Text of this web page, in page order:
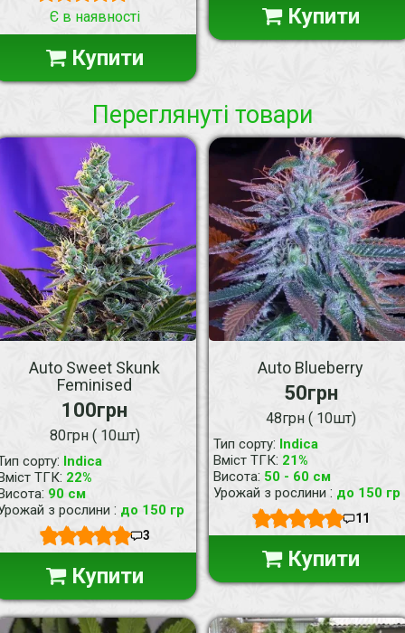
Є в наявності
Купити
Купити
Переглянуті товари
Auto Sweet Skunk
Feminised
100грн
80грн ( 10шт)
сорту: Indica
ТГК: 22%
: 90 см
з рослини : до 150 гр
3
Купити
Auto Blueberry
50грн
48грн ( 10шт)
Тип сорту: Indica
Вміст ТГК: 21%
Висота: 50 - 60 см
Урожай з рослини : до 150 гр
11
Купити